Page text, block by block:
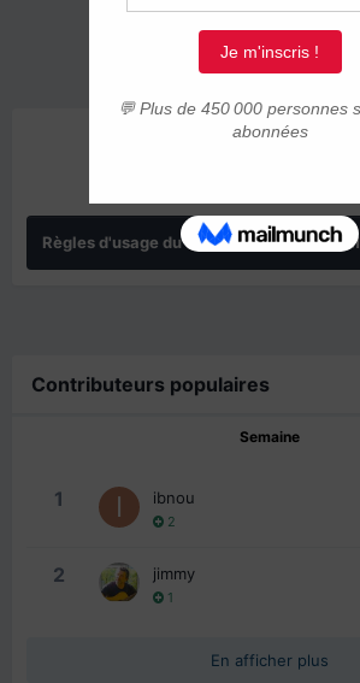
Règles d'usage du forum IMMIGRER.COM
Contributeurs populaires
Semaine
1 ibnou
2
2 jimmy
1
En afficher plus